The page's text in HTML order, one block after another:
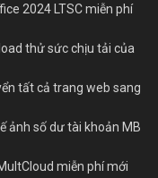
2024 LTSC miễn phí
thử sức chịu tải của
tất cả trang web sang
ảnh số dư tài khoản MB
miễn phí mới